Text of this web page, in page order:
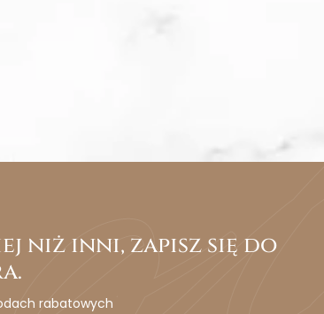
niż inni, zapisz się do
rabatowych